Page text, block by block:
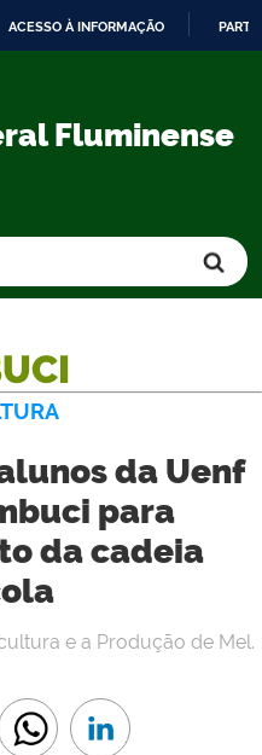
ACESSO À INFORMAÇÃO
Fluminense
da Uenf
para
da cadeia
e a Produção de Mel.